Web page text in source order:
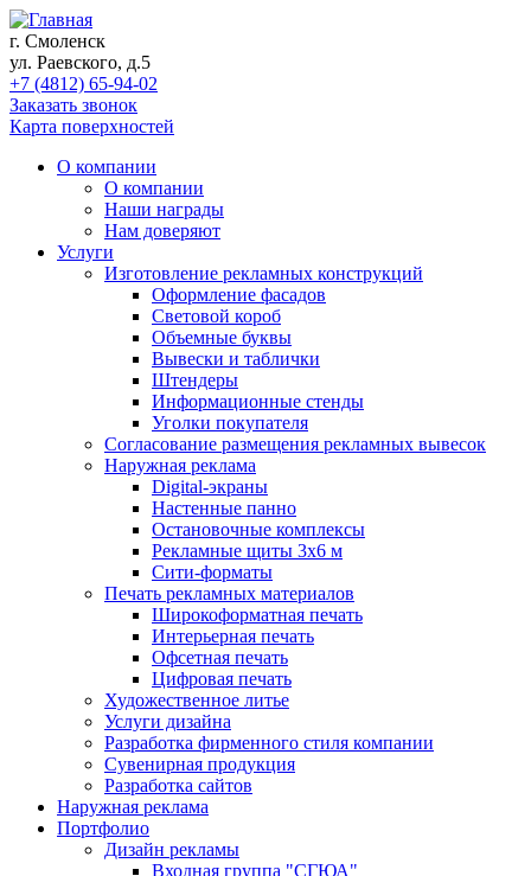
г. Смоленск
ул. Раевского, д.5
+7 (4812) 65-94-02
Заказать звонок
Карта поверхностей
О компании
О компании
Наши награды
Нам доверяют
Услуги
Изготовление рекламных конструкций
Оформление фасадов
Световой короб
Объемные буквы
Вывески и таблички
Штендеры
Информационные стенды
Уголки покупателя
Согласование размещения рекламных вывесок
Наружная реклама
Digital-экраны
Настенные панно
Остановочные комплексы
Рекламные щиты 3х6 м
Сити-форматы
Печать рекламных материалов
Широкоформатная печать
Интерьерная печать
Офсетная печать
Цифровая печать
Художественное литье
Услуги дизайна
Разработка фирменного стиля компании
Сувенирная продукция
Разработка сайтов
Наружная реклама
Портфолио
Дизайн рекламы
Входная группа "СГЮА"